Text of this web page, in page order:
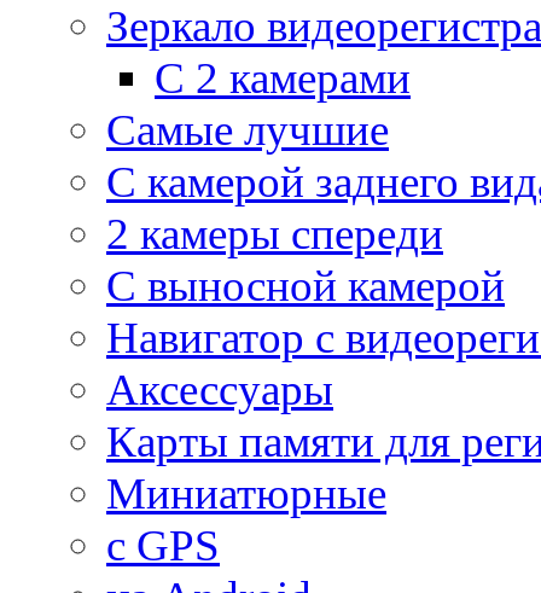
Зеркало
С 2 камерами
Самые лучшие
С камерой заднего
2 камеры спереди
С выносной камерой
Навигатор с
Аксессуары
Карты памяти для
Миниатюрные
с GPS